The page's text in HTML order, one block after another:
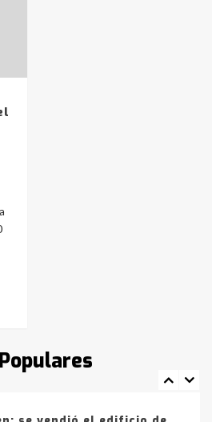
de los combustibles en
desde YPF hasta Axion
Cereales de Bahía
que Agosto vendrá
y heladas, en gran parte
por
de drogas en la
sábado